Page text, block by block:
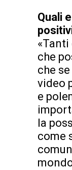
Quali
che
che
video
e
la
come